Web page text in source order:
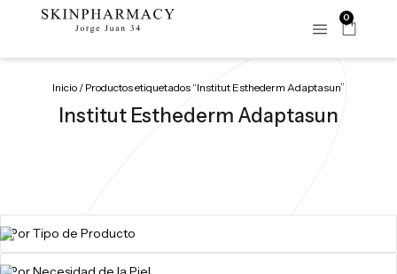
0
Inicio / Productos etiquetados “Institut Esthederm Adaptasun”
Institut Esthederm Adaptasun